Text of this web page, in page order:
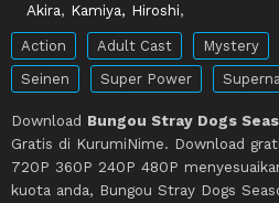
Akira, Kamiya, Hiroshi,
Action Adult Cast Mystery
Seinen
Super Power
Download Bungou Stray Dogs
Gratis di KurumiNime. Download
720P 360P 240P 480P
kuota anda, Bungou Stray Dogs